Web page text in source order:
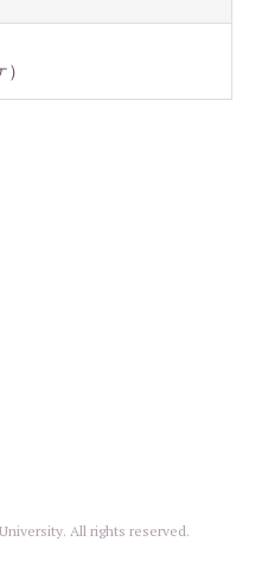
All rights reserved.